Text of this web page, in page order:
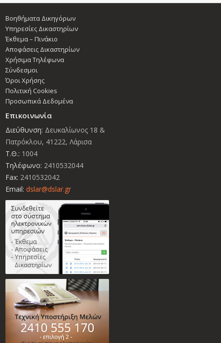
Βοηθήματα Δικηγόρων
Υπηρεσίες Δικαστηρίων
Έκθεμα – Πινάκιο
Αποφάσεις Δικαστηρίων
Χρήσιμα Τηλέφωνα
Σύνδεσμοι
Όροι Χρήσης
Πολιτική Cookies
Προσωπικά Δεδομένα
Επικοινωνία
Διεύθυνση: Δευκαλίωνος 18 &
Πατρόκλου, 41222, Λάρισα
Τ.Θ.: 1004
Τηλέφωνο: 2410532044
Fax: 2410532042
Email: dslar@dslar.gr